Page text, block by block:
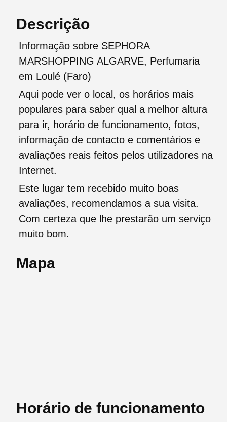
Descrição
Informação sobre SEPHORA
MARSHOPPING ALGARVE, Perfumaria
em Loulé (Faro)
Aqui pode ver o local, os horários mais
populares para saber qual a melhor altura
para ir, horário de funcionamento, fotos,
informação de contacto e comentários e
avaliações reais feitos pelos utilizadores na
Internet.
Este lugar tem recebido muito boas
avaliações, recomendamos a sua visita.
Com certeza que lhe prestarão um serviço
muito bom.
Mapa
Horário de funcionamento